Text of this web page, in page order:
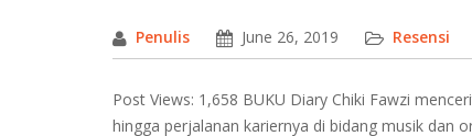
Penulis June 26, 2019 Resensi
Post Views: 1,658 BUKU Diary Chiki Fawzi
hingga perjalanan kariernya di bidang musik dan